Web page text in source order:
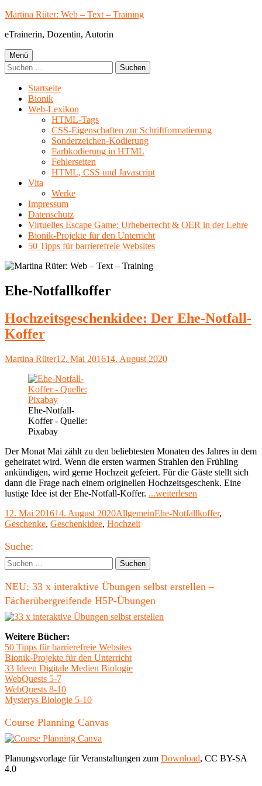
Springe
Inhalt
Martina Rüter: Web – Text – Training
eTrainerin, Dozentin, Autorin
Primäres
Menü
Menü
Suchen
nach:
Startseite
Bionik
Web-Lexikon
HTML-Tags
CSS-Eigenschaften zur Schriftformatierung
Sonderzeichen-Kodierung
Farbkodierung in HTML
Fehlerseiten
HTML, CSS und Javascript
Vita
Werke
Impressum
Datenschutz
Virtuelles Escape Game: Urheberrecht & OER in der Lehre
Bionik-Projekte für den Unterricht
50 Tipps für barrierefreie Websites
Schlagwort:
Ehe-Notfallkoffer
Hochzeitsgeschenkidee: Der Ehe-Notfall-
Koffer
Autor
Martina RüterVeröffentlicht
12. Mai 201614. August 2020
Ehe-Notfall-
Koffer - Quelle:
Pixabay
Der Monat Mai zählt zu den beliebtesten Monaten des Jahres in dem
geheiratet wird. Wenn die ersten warmen Strahlen den Frühling
ankündigen, wird gerne Hochzeit gefeiert. Für die Gäste stellt sich
dann die Frage nach einem originellen Hochzeitsgeschenk. Eine
lustige Idee ist der Ehe-Notfall-Koffer. ...weiterlesen
Ehe-
Veröffentlicht
am
12. Mai 201614. August 2020Kategorien
AllgemeinSchlagwörter
Ehe-Notfallkoffer,
Geschenke, Geschenkidee, Hochzeit
Haupt-
Seitenleiste
Suche:
Suchen
nach:
NEU: 33 x interaktive Übungen selbst erstellen –
Fächerübergreifende H5P-Übungen
Weitere Bücher:
50 Tipps für barrierefreie Websites
Bionik-Projekte für den Unterricht
33 Ideen Digitale Medien Biologie
WebQuests 5-7
WebQuests 8-10
Mysterys Biologie 5-10
Course Planning Canvas
Planungsvorlage für Veranstaltungen zum Download, CC BY-SA
4.0